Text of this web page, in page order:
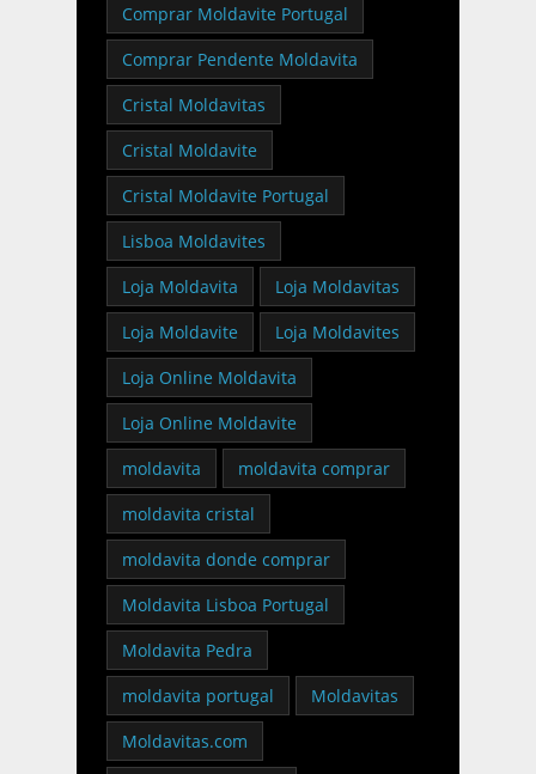
Comprar Moldavite Portugal
Comprar Pendente Moldavita
Cristal Moldavitas
Cristal Moldavite
Cristal Moldavite Portugal
Lisboa Moldavites
Loja Moldavita
Loja Moldavitas
Loja Moldavite
Loja Moldavites
Loja Online Moldavita
Loja Online Moldavite
moldavita
moldavita comprar
moldavita cristal
moldavita donde comprar
Moldavita Lisboa Portugal
Moldavita Pedra
moldavita portugal
Moldavitas
Moldavitas.com